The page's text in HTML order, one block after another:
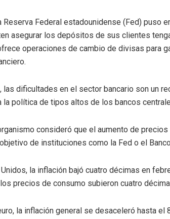
Reserva Federal estadounidense (Fed) puso
asegurar los depósitos de sus clientes
operaciones de cambio de divisas para
las dificultades en el sector bancario son un
la política de tipos altos de los bancos
consideró que el aumento de
de instituciones como la Fed o el
la inflación bajó cuatro décimas en
precios de consumo subieron cuatro
la inflación general se desaceleró hasta el